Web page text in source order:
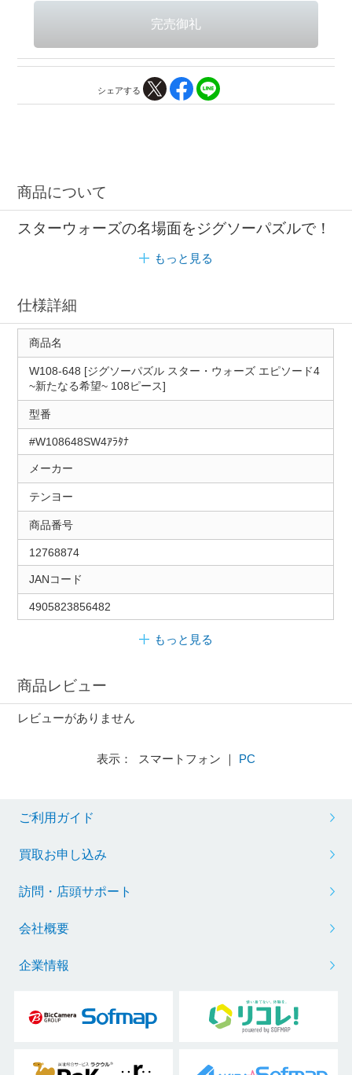
シェアする
商品について
スターウォーズの名場面をジグソーパズルで！
もっと見る
仕様詳細
商品名
W108-648 [ジグソーパズル スター・ウォーズ エピソード4
~新たなる希望~ 108ピース]
型番
#W108648SW4ｱﾗﾀﾅ
メーカー
テンヨー
商品番号
12768874
JANコード
4905823856482
もっと見る
商品レビュー
レビューがありません
表示： スマートフォン ｜ PC
ご利用ガイド
買取お申し込み
訪問・店頭サポート
会社概要
企業情報